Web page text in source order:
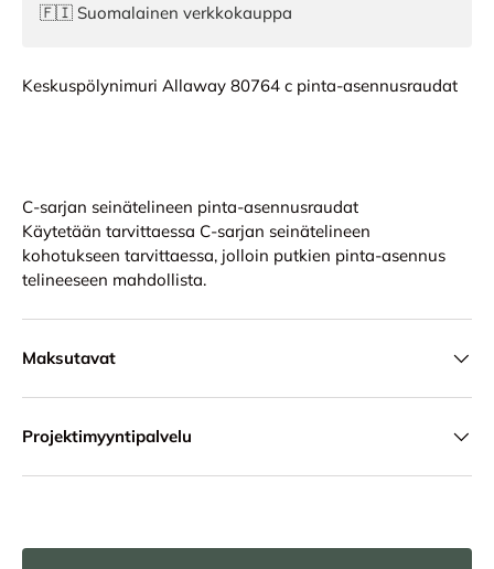
🇫🇮 Suomalainen verkkokauppa
Keskuspölynimuri Allaway 80764 c pinta-asennusraudat
C-sarjan seinätelineen pinta-asennusraudat
Käytetään tarvittaessa C-sarjan seinätelineen
kohotukseen tarvittaessa, jolloin putkien pinta-asennus
telineeseen mahdollista.
Maksutavat
Projektimyyntipalvelu